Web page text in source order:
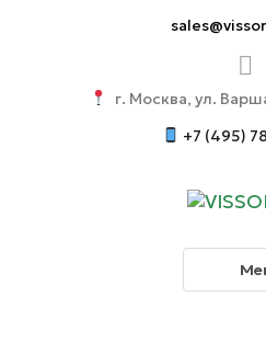
г. Москва, ул.
+7 (495)